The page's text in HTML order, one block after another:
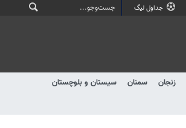
جداول لیگ
زنجان سمنان
سیستان و بلوچستان